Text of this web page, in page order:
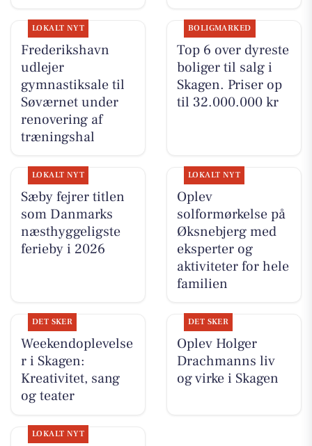
LOKALT NYT
Frederikshavn
udlejer
gymnastiksale til
Søværnet under
renovering af
træningshal
BOLIGMARKED
Top 6 over dyreste
boliger til salg i
Skagen. Priser op
til 32.000.000 kr
LOKALT NYT
Sæby fejrer titlen
som Danmarks
næsthyggeligste
ferieby i 2026
LOKALT NYT
Oplev
solformørkelse på
Øksnebjerg med
eksperter og
aktiviteter for hele
familien
DET SKER
Weekendoplevelse
r i Skagen:
Kreativitet, sang
og teater
DET SKER
Oplev Holger
Drachmanns liv
og virke i Skagen
LOKALT NYT